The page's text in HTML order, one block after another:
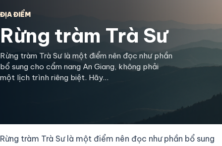
ĐỊA ĐIỂM
Rừng tràm Trà Sư
Rừng tràm Trà Sư là một điểm nên đọc như phần
bổ sung cho cẩm nang An Giang, không phải
một lịch trình riêng biệt. Hãy…
Rừng tràm Trà Sư là một điểm nên đọc như phần bổ sung